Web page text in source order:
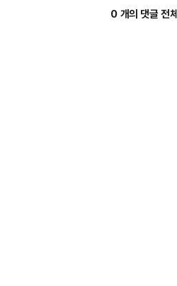
0 개의 댓글 전